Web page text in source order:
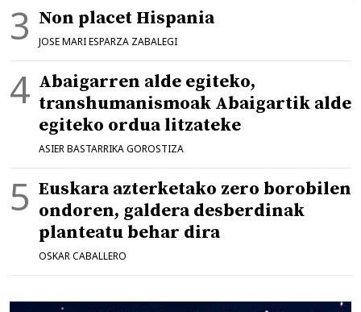
Non placet Hispania
JOSE MARI ESPARZA ZABALEGI
Abaigarren alde egiteko,
transhumanismoak Abaigartik alde
egiteko ordua litzateke
ASIER BASTARRIKA GOROSTIZA
Euskara azterketako zero borobilen
ondoren, galdera desberdinak
planteatu behar dira
OSKAR CABALLERO